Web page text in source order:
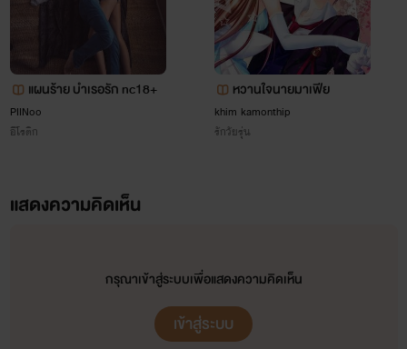
"Love Secrets ตามหาหัวใจนายปริศนา"
กันมาแล้วนะคะ ^^ ยังไงก็อย่าลืมติดตามผลงานชิ้นนี้น้าาาาา
แผนร้าย บำเรอรัก nc18+
PIINoo
อีโรติก
หวานใจนายมาเฟีย
khim kamonthip
รักวัยรุ่น
แสดงความคิดเห็น
กรุณาเข้าสู่ระบบเพื่อแสดงความคิดเห็น
เข้าสู่ระบบ